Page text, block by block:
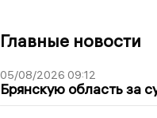
Главные новости
05/08/2026 09:12
Брянскую область за